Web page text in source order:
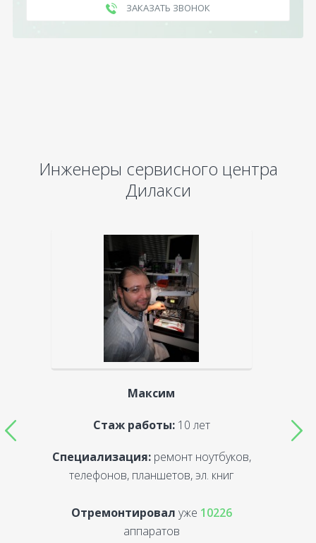
ЗАКАЗАТЬ ЗВОНОК
Инженеры сервисного центра
Дилакси
Максим
Стаж работы:10 лет
Специализация:ремонт ноутбуков,
телефонов, планшетов, эл. книг
Отремонтировал уже 10226
аппаратов